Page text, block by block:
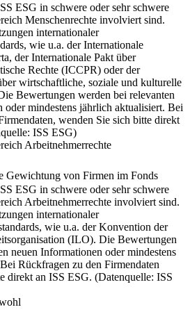
ESG in schwere oder sehr schwere
Menschenrechte involviert sind.
internationaler
wie u.a. der Internationale
der Internationale Pakt über
Rechte (ICCPR) oder der
wirtschaftliche, soziale und kulturelle
Bewertungen werden bei relevanten
oder mindestens jährlich aktualisiert. Bei
wenden Sie sich bitte direkt
ISS ESG)
Arbeitnehmerrechte
Gewichtung von Firmen im Fonds
ESG in schwere oder sehr schwere
Arbeitnehmerrechte involviert sind.
internationaler
wie u.a. der Konvention der
(ILO). Die Bewertungen
neuen Informationen oder mindestens
Rückfragen zu den Firmendaten
direkt an ISS ESG. (Datenquelle: ISS